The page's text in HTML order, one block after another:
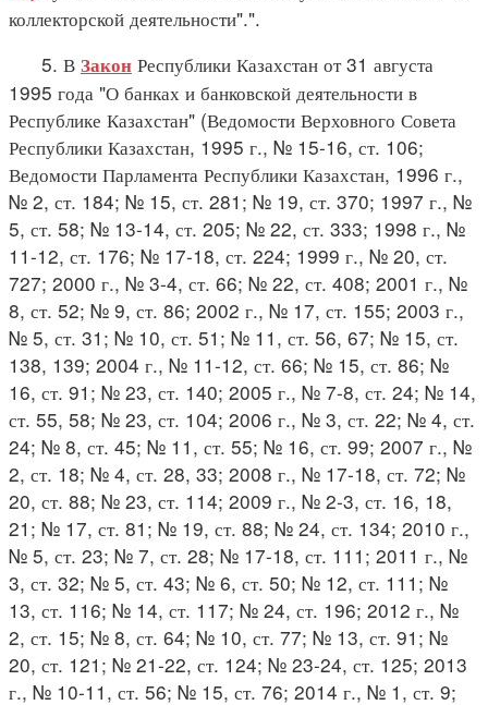
коллекторской деятельности".".
5. В Закон Республики Казахстан от 31 августа
1995 года "О банках и банковской деятельности в
Республике Казахстан" (Ведомости Верховного Совета
Республики Казахстан, 1995 г., № 15-16, ст. 106;
Ведомости Парламента Республики Казахстан, 1996 г.,
№ 2, ст. 184; № 15, ст. 281; № 19, ст. 370; 1997 г., №
5, ст. 58; № 13-14, ст. 205; № 22, ст. 333; 1998 г., №
11-12, ст. 176; № 17-18, ст. 224; 1999 г., № 20, ст.
727; 2000 г., № 3-4, ст. 66; № 22, ст. 408; 2001 г., №
8, ст. 52; № 9, ст. 86; 2002 г., № 17, ст. 155; 2003 г.,
№ 5, ст. 31; № 10, ст. 51; № 11, ст. 56, 67; № 15, ст.
138, 139; 2004 г., № 11-12, ст. 66; № 15, ст. 86; №
16, ст. 91; № 23, ст. 140; 2005 г., № 7-8, ст. 24; № 14,
ст. 55, 58; № 23, ст. 104; 2006 г., № 3, ст. 22; № 4, ст.
24; № 8, ст. 45; № 11, ст. 55; № 16, ст. 99; 2007 г., №
2, ст. 18; № 4, ст. 28, 33; 2008 г., № 17-18, ст. 72; №
20, ст. 88; № 23, ст. 114; 2009 г., № 2-3, ст. 16, 18,
21; № 17, ст. 81; № 19, ст. 88; № 24, ст. 134; 2010 г.,
№ 5, ст. 23; № 7, ст. 28; № 17-18, ст. 111; 2011 г., №
3, ст. 32; № 5, ст. 43; № 6, ст. 50; № 12, ст. 111; №
13, ст. 116; № 14, ст. 117; № 24, ст. 196; 2012 г., №
2, ст. 15; № 8, ст. 64; № 10, ст. 77; № 13, ст. 91; №
20, ст. 121; № 21-22, ст. 124; № 23-24, ст. 125; 2013
г., № 10-11, ст. 56; № 15, ст. 76; 2014 г., № 1, ст. 9;